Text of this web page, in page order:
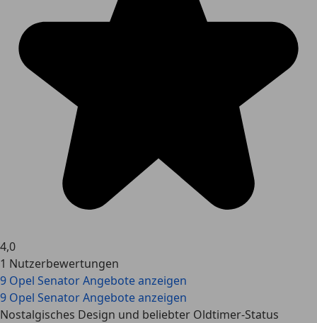
4,0
1 Nutzerbewertungen
9 Opel Senator Angebote anzeigen
9 Opel Senator Angebote anzeigen
Nostalgisches Design und beliebter Oldtimer-Status